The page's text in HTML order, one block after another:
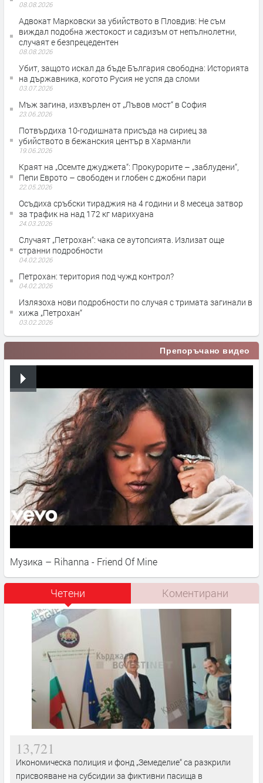
08.08.2026
Адвокат Марковски за убийството в Пловдив: Не съм
виждал подобна жестокост и садизъм от непълнолетни,
случаят е безпрецедентен
08.08.2026
Убит, защото искал да бъде България свободна: Историята
на държавника, когото Русия не успя да сломи
03.07.2026
Мъж загина, изхвърлен от „Лъвов мост“ в София
23.06.2026
Потвърдиха 10-годишната присъда на сириец за
убийството в бежанския център в Харманли
19.06.2026
Краят на „Осемте джуджета“: Прокурорите – „заблудени“,
Пепи Еврото – свободен и глобен с джобни пари
22.05.2026
Осъдиха сръбски тираджия на 4 години и 8 месеца затвор
за трафик на над 172 кг марихуана
24.03.2026
Случаят „Петрохан“: чака се аутопсията. Излизат още
странни подробности
04.02.2026
Петрохан: територия под чужд контрол?
04.02.2026
Излязоха нови подробности по случая с тримата загинали в
хижа „Петрохан“
03.02.2026
Препоръчано видео
Музика – Rihanna - Friend Of Mine
Четени Коментирани
13,721
Икономическа полиция и фонд „Земеделие“ са разкрили
присвояване на субсидии за фиктивни пасища в